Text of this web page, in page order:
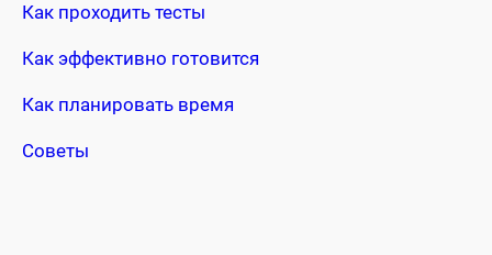
Как проходить тесты
Как эффективно готовится
Как планировать время
Советы